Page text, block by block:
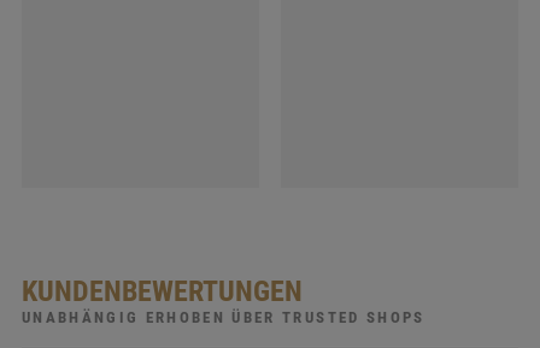
KUNDENBEWERTUNGEN
UNABHÄNGIG ERHOBEN ÜBER TRUSTED SHOPS